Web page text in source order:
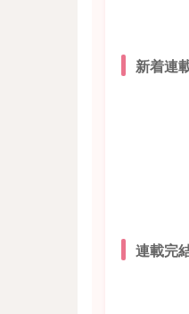
新着連
連載完